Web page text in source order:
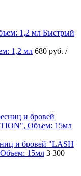
Быстрый
1,2 мл 680 руб. /
и бровей "LASH
15мл 3 300